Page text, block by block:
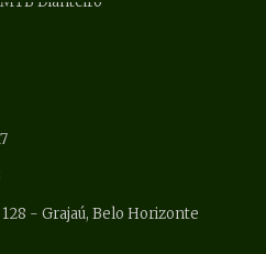
- Grajaú, Belo Horizonte